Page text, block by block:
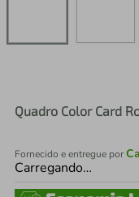
Quadro Color Card
Fornecido e entregue por
Carregando…